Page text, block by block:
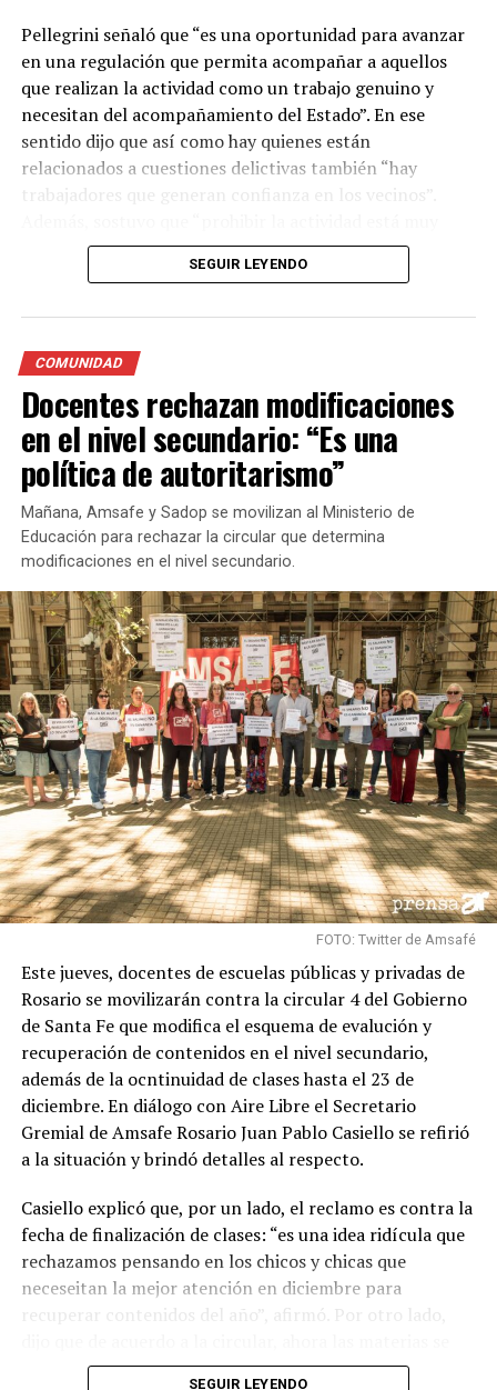
Pellegrini señaló que “es una oportunidad para avanzar
en una regulación que permita acompañar a aquellos
que realizan la actividad como un trabajo genuino y
necesitan del acompañamiento del Estado”. En ese
sentido dijo que así como hay quienes están
relacionados a cuestiones delictivas también “hay
trabajadores que generan confianza en los vecinos”.
lejos de solucionar el problema y dejaría a una gran
cantidad de personas sin su sustento”
Con respecto al proyecto , la concejala explicó que lo
que se propone es que el estacionamiento medido pase a
ser un estacionamiento cuidado, es decir, que los
trabajadores mediante un sistema de tarjetas cobren el
estacionamiento y un porcentaje sea para ellos y otra
parte para el sistema de transporte. Además, dijo que
este sistema de cuidado de coches ya se realiza en otras
ciudades del país como Mendoza o Carlos Paz y agregó:
“puede ser una oportunidad laboral para aquellos
trabajadores de la economía informal que vienen
desarrollando la actividad”.
SEGUIR LEYENDO
COMUNIDAD
Docentes rechazan modificaciones
en el nivel secundario: “Es una
política de autoritarismo”
Mañana, Amsafe y Sadop se movilizan al Ministerio de
Educación para rechazar la circular que determina
modificaciones en el nivel secundario.
FOTO: Twitter de Amsafé
Este jueves, docentes de escuelas públicas y privadas de
Rosario se movilizarán contra la circular 4 del Gobierno
de Santa Fe que modifica el esquema de evalución y
recuperación de contenidos en el nivel secundario,
además de la ocntinuidad de clases hasta el 23 de
diciembre. En diálogo con Aire Libre el Secretario
Gremial de Amsafe Rosario Juan Pablo Casiello se refirió
a la situación y brindó detalles al respecto.
Casiello explicó que, por un lado, el reclamo es contra la
fecha de finalización de clases: “es una idea ridícula que
rechazamos pensando en los chicos y chicas que
neceseitan la mejor atención en diciembre para
recuperar contenidos del año”, afirmó. Por otro lado,
aprueban por “paquetes”, es decir que se juntan cuatro
SEGUIR LEYENDO